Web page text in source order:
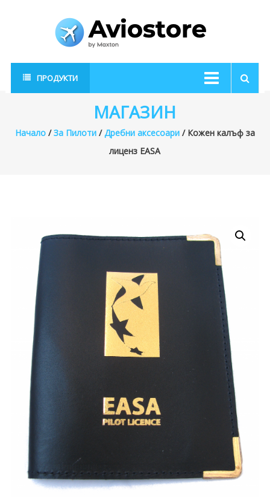
AvioStore
Авиационен
магазин
ПРОДУКТИ
МАГАЗИН
Начало/За Пилоти/Дребни аксесоари/ Кожен калъф за
лиценз EASA